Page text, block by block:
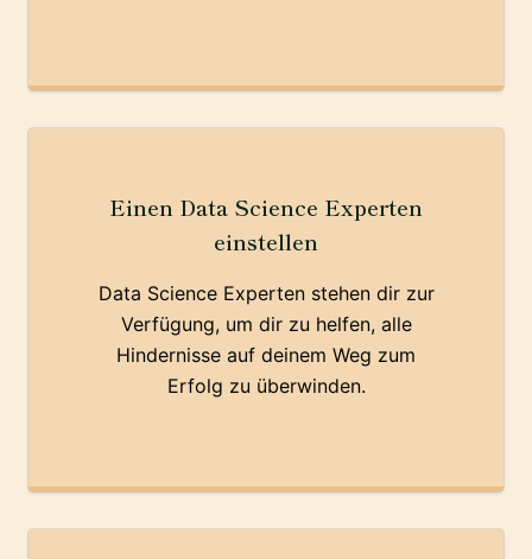
Einen Data Science Experten
einstellen
Data Science Experten stehen dir zur
Verfügung, um dir zu helfen, alle
Hindernisse auf deinem Weg zum
Erfolg zu überwinden.